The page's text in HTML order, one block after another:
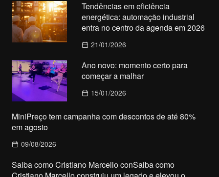
Tendências em eficiência
energética: automação industrial
entra no centro da agenda em 2026
21/01/2026
Ano novo: momento certo para
começar a malhar
15/01/2026
MiniPreço tem campanha com descontos de até 80%
em agosto
09/08/2026
Saiba como Cristiano Marcello conSaiba como